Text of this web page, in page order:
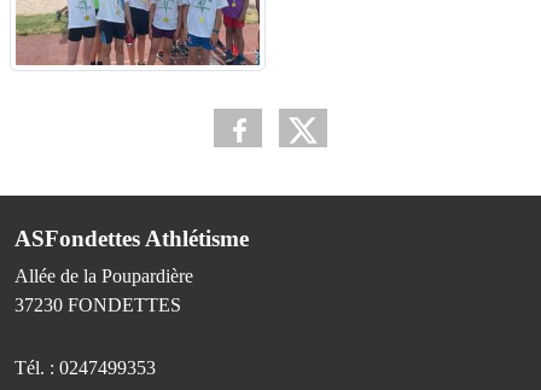
ASFondettes Athlétisme
Allée de la Poupardière
37230 FONDETTES
Tél. : 0247499353